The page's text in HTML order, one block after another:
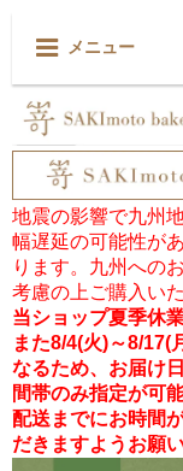
メニュー
地震の影響で九州
幅遅延の可能性が
ります。九州への
考慮の上ご購入い
当ショップ夏季休
また8/4(火)～8/17(
なるため、お届け
間帯のみ指定が可
配送までにお時間
だきますようお願